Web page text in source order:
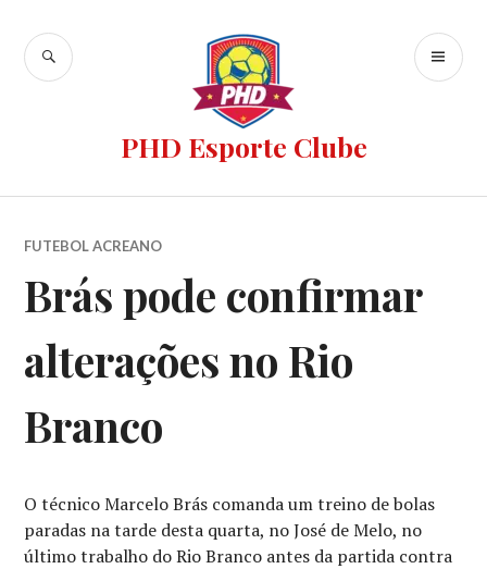
PHD Esporte Clube
FUTEBOL ACREANO
Brás pode confirmar
alterações no Rio
Branco
O técnico Marcelo Brás comanda um treino de bolas
paradas na tarde desta quarta, no José de Melo, no
último trabalho do Rio Branco antes da partida contra